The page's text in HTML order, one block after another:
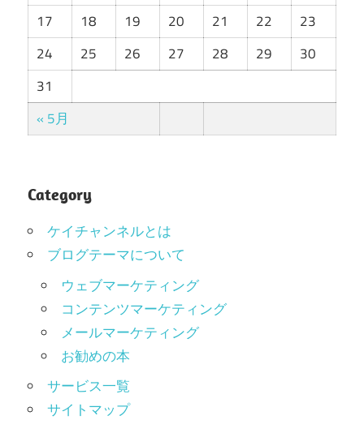
« 5月
17
18 19 20 21 22
23
24
25 26 27 28 29
30
31
Category
ケイチャンネルとは
ブログテーマについて
ウェブマーケティング
コンテンツマーケティング
メールマーケティング
お勧めの本
サービス一覧
サイトマップ